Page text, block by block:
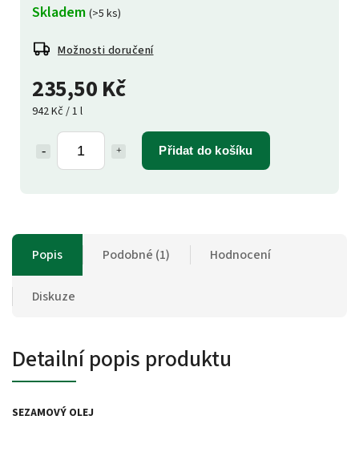
235,50 Kč
942 Kč / 1 l
Přidat do košíku
Skladem (>5 ks)
Možnosti doručení
Popis Podobné (1) Hodnocení
Diskuze
Detailní popis produktu
SEZAMOVÝ OLEJ